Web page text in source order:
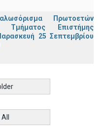
Πρωτοετών
Τμήματος Επιστήμης
25 Σεπτεμβρίου